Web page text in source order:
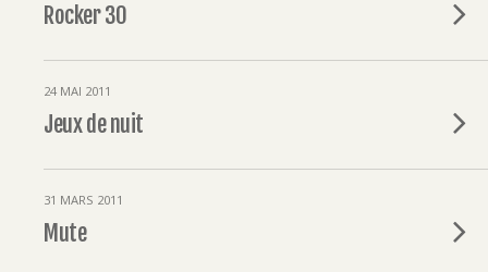
Rocker 30
24 MAI 2011
Jeux de nuit
31 MARS 2011
Mute